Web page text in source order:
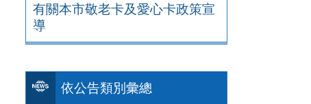
有關本市敬老卡及愛心卡政策宣
導
依公告類別彙總